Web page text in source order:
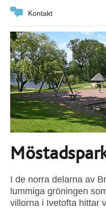
Kontakt
I de norra delarna av
lummiga gröningen
villorna i Ivetofta hittar